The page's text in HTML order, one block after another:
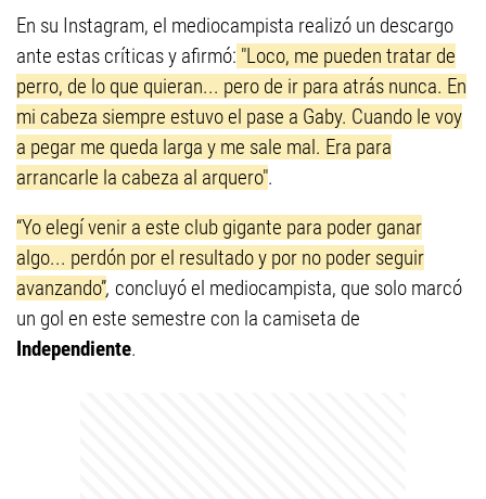
En su Instagram, el mediocampista realizó un descargo
ante estas críticas y afirmó: "Loco, me pueden tratar de
perro, de lo que quieran... pero de ir para atrás nunca. En
mi cabeza siempre estuvo el pase a Gaby. Cuando le voy
a pegar me queda larga y me sale mal. Era para
arrancarle la cabeza al arquero".
“Yo elegí venir a este club gigante para poder ganar
algo... perdón por el resultado y por no poder seguir
avanzando”, concluyó el mediocampista, que solo marcó
un gol en este semestre con la camiseta de
Independiente.